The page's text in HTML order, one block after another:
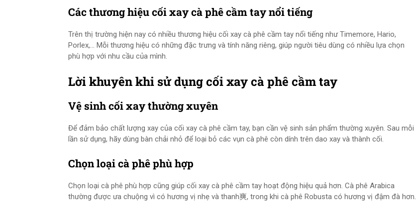
Các thương hiệu cối xay cà phê cầm tay nổi tiếng
Trên thị trường hiện nay có nhiều thương hiệu cối xay cà phê cầm tay nổi tiếng như Timemore, Hario,
Porlex,... Mỗi thương hiệu có những đặc trưng và tính năng riêng, giúp người tiêu dùng có nhiều lựa chọn
phù hợp với nhu cầu của mình.
Lời khuyên khi sử dụng cối xay cà phê cầm tay
Vệ sinh cối xay thường xuyên
Để đảm bảo chất lượng xay của cối xay cà phê cầm tay, bạn cần vệ sinh sản phẩm thường xuyên. Sau mỗi
lần sử dụng, hãy dùng bàn chải nhỏ để loại bỏ các vụn cà phê còn dính trên dao xay và thành cối.
Chọn loại cà phê phù hợp
Chọn loại cà phê phù hợp cũng giúp cối xay cà phê cầm tay hoạt động hiệu quả hơn. Cà phê Arabica
thường được ưa chuộng vì có hương vị nhẹ và thanh爽, trong khi cà phê Robusta có hương vị đậm đà hơn.